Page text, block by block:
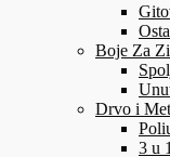
Boje Za
Drvo i
3 u 1